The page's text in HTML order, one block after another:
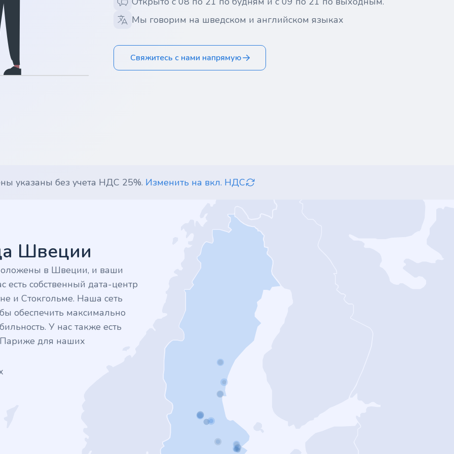
Мы говорим на шведском и английском языках
Свяжитесь с нами напрямую
указаны без учета НДС 25%. Изменить на вкл. НДС
Швеции
в Швеции, и ваши
собственный дата-центр
и Стокгольме. Наша сеть
обеспечить максимально
У нас также есть
Париже для наших